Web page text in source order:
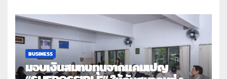
BUSINESS
มอบเงินสมทบทุนจากแคมเปญ